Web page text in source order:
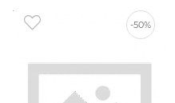
-50%